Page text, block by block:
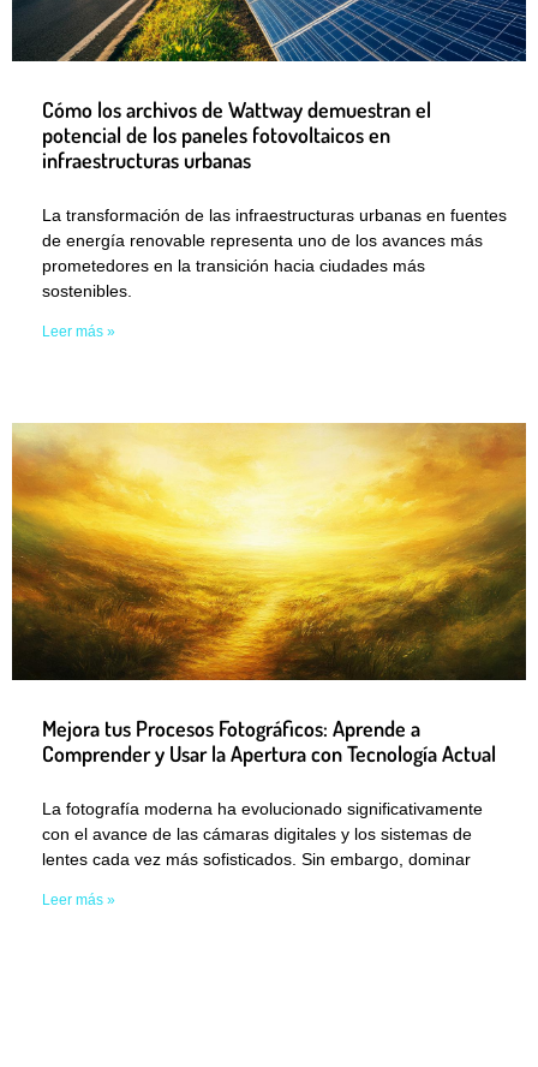
Cómo los archivos de Wattway demuestran el
potencial de los paneles fotovoltaicos en
infraestructuras urbanas
La transformación de las infraestructuras urbanas en fuentes
de energía renovable representa uno de los avances más
prometedores en la transición hacia ciudades más
sostenibles.
Leer más »
Mejora tus Procesos Fotográficos: Aprende a
Comprender y Usar la Apertura con Tecnología Actual
La fotografía moderna ha evolucionado significativamente
con el avance de las cámaras digitales y los sistemas de
lentes cada vez más sofisticados. Sin embargo, dominar
Leer más »